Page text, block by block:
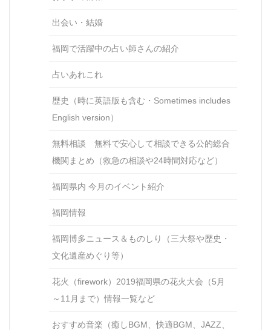
出会い・結婚
福岡で活躍中の占い師さんの紹介
占いあれこれ
歴史（時に英語版も含む・Sometimes includes
English version）
無料相談 無料で安心して相談できる公的総合
機関まとめ（救急の相談や24時間対応など）
福岡県内 今月のイベント紹介
福岡情報
福岡博多ニュース＆ものしり（三大祭や歴史・
文化遺産めぐり等）
花火（firework）2019福岡県の花火大会（5月
～11月まで）情報一覧など
おすすめ音楽（癒しBGM、快適BGM、JAZZ、